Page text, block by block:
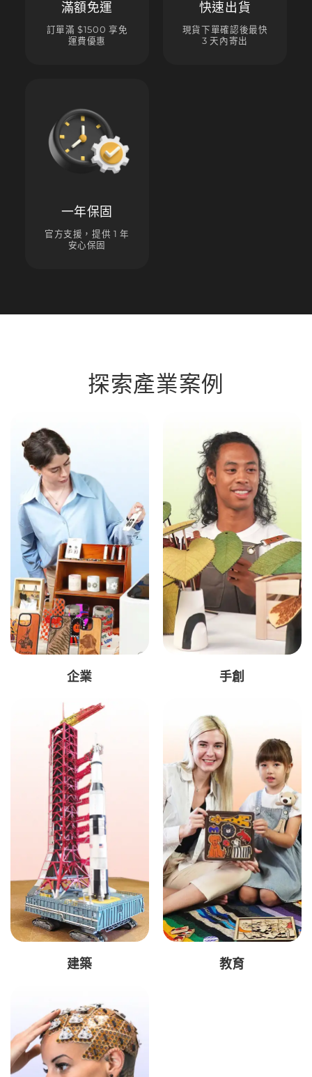
滿額免運
訂單滿 $1500 享免
運費優惠
快速出貨
現貨下單確認後最快
3 天內寄出
一年保固
官方支援，提供 1 年
安心保固
探索產業案例
企業 手創
建築 教育